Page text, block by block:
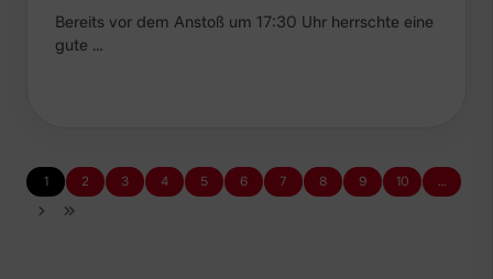
Bereits vor dem Anstoß um 17:30 Uhr herrschte eine
gute …
1 2 3 4 5 6 7 8 9 10 …